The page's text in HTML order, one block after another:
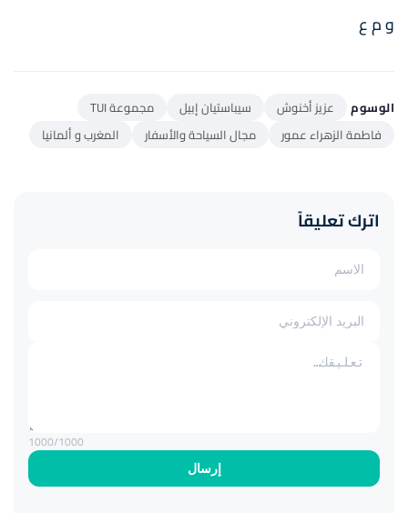
و م ع
الوسوم عزيز أخنوش سيباستيان إبيل
مجموعة TUI
فاطمة الزهراء عمور
مجال السياحة والأسفار المغرب و ألمانيا
اترك تعليقاً
إرسال
1000/1000